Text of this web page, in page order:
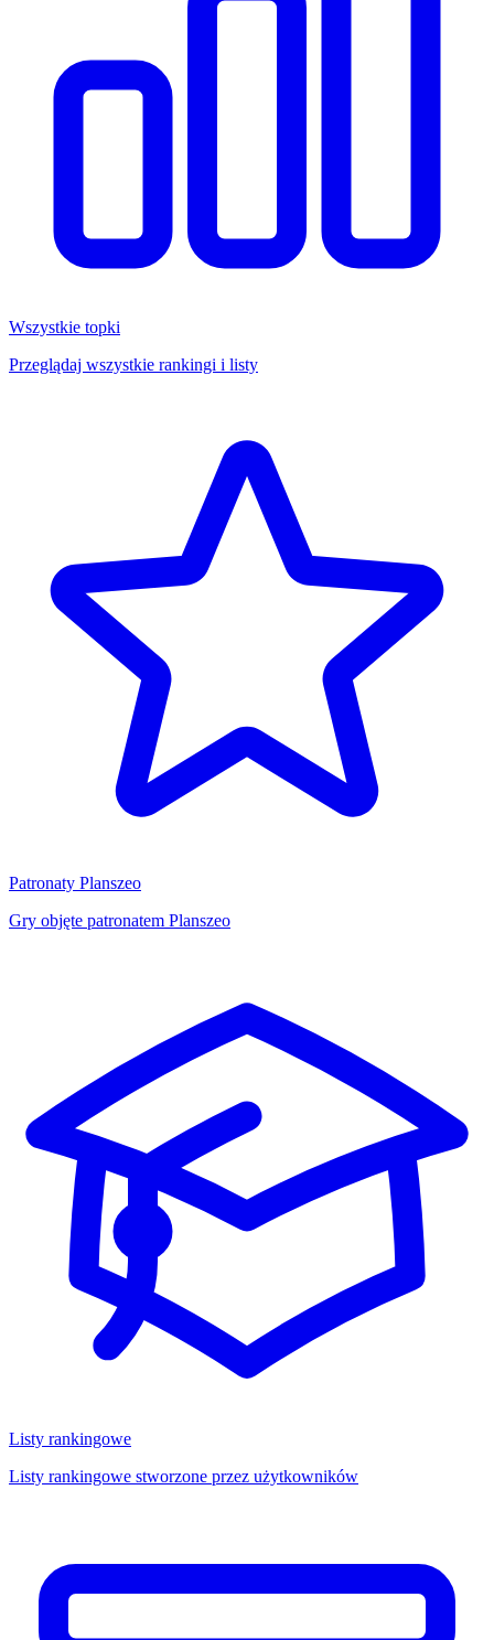
Wszystkie topki
Przeglądaj wszystkie rankingi i listy
Patronaty Planszeo
Gry objęte patronatem Planszeo
Listy rankingowe
Listy rankingowe stworzone przez użytkowników